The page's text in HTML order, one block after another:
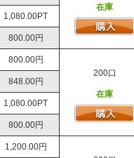
在庫
1,080.00PT
800.00円
800.00円
200口
在庫
848.00円
1,080.00PT
800.00円
1,200.00円